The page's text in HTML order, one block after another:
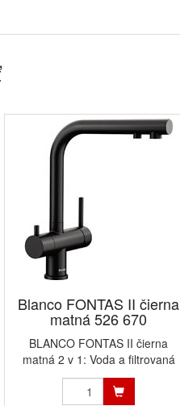
Blanco FONTAS II čierna
matná 526 670
BLANCO FONTAS II čierna
matná 2 v 1: Voda a filtrovaná
vo...